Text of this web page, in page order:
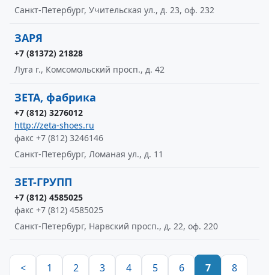
Санкт-Петербург, Учительская ул., д. 23, оф. 232
ЗАРЯ
+7 (81372) 21828
Луга г., Комсомольский просп., д. 42
ЗЕТА, фабрика
+7 (812) 3276012
http://zeta-shoes.ru
факс +7 (812) 3246146
Санкт-Петербург, Ломаная ул., д. 11
ЗЕТ-ГРУПП
+7 (812) 4585025
факс +7 (812) 4585025
Санкт-Петербург, Нарвский просп., д. 22, оф. 220
< 1 2 3 4 5 6 7 8